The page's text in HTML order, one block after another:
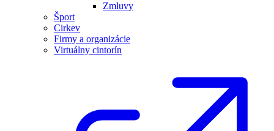
Zmluvy
Šport
Cirkev
Firmy a organizácie
Virtuálny cintorín